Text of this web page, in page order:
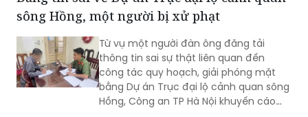
Từ vụ một người đàn ông đăng tải
thông tin sai sự thật liên quan đến
công tác quy hoạch, giải phóng mặt
bằng Dự án Trục đại lộ cảnh quan sông
Hồng, Công an TP Hà Nội khuyến cáo
người dân cần kiểm chứng nguồn tin
trước khi bình luận, chia sẻ trên mạng
xã hội, tránh tiếp tay cho tin giả và vi
Bắt giữ đối tượng truy nã người nước ngoài